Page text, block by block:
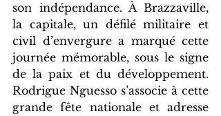
son indépendance. À Brazzaville,
la capitale, un défilé militaire et
civil d’envergure a marqué cette
journée mémorable, sous le signe
de la paix et du développement.
Rodrigue Nguesso s’associe à cette
grande fête nationale et adresse